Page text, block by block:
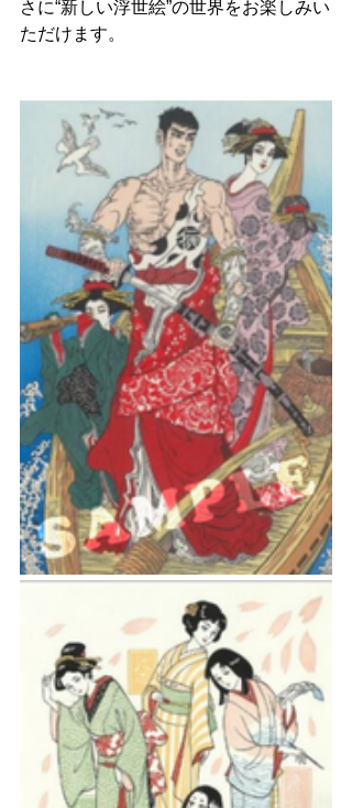
さに“新しい浮世絵”の世界をお楽しみい
ただけます。